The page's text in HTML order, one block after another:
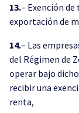
13.– Exención
exportación de
14.– Las
del Régimen de
operar bajo
recibir una
renta,